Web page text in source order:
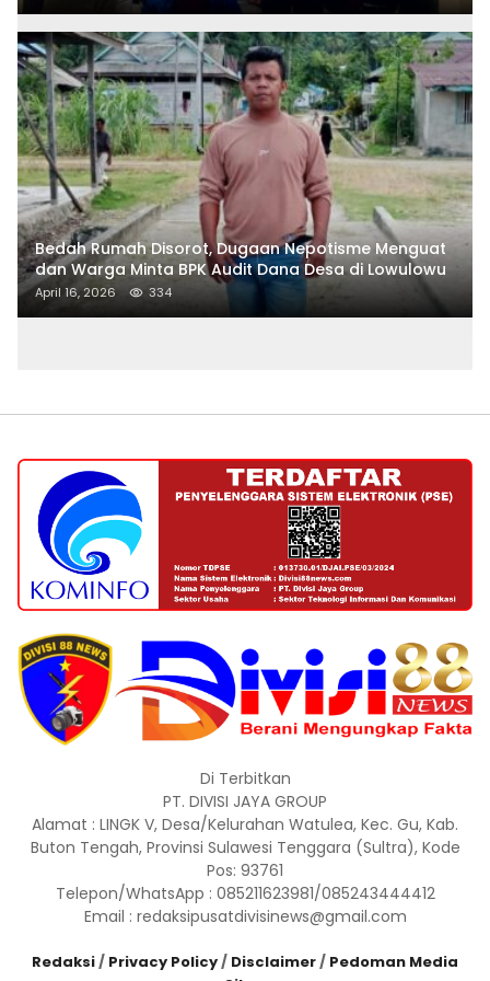
Bedah Rumah Disorot, Dugaan Nepotisme Menguat
dan Warga Minta BPK Audit Dana Desa di Lowulowu
April 16, 2026 334
Di Terbitkan
PT. DIVISI JAYA GROUP
Alamat : LINGK V, Desa/Kelurahan Watulea, Kec. Gu, Kab.
Buton Tengah, Provinsi Sulawesi Tenggara (Sultra), Kode
Pos: 93761
Telepon/WhatsApp : 085211623981/085243444412
Email : redaksipusatdivisinews@gmail.com
Redaksi/ Privacy Policy/ Disclaimer/ Pedoman Media